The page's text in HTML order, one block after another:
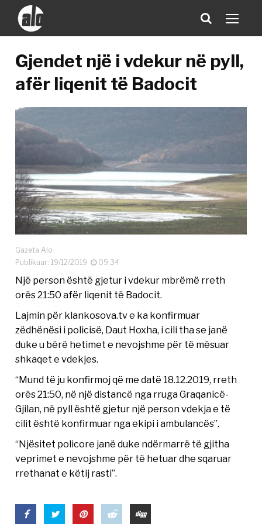
Gjendet një i vdekur në pyll,
afër liqenit të Badocit
Gazeta Alo
Publikuar: 19/12/2019
09:34
Një person është gjetur i vdekur mbrëmë rreth
orës 21:50 afër liqenit të Badocit.
Lajmin për klankosova.tv e ka konfirmuar
zëdhënësi i policisë, Daut Hoxha, i cili tha se janë
duke u bërë hetimet e nevojshme për të mësuar
shkaqet e vdekjes.
“Mund të ju konfirmoj që me datë 18.12.2019, rreth
orës 21:50, në një distancë nga rruga Graqanicë-
Gjilan, në pyll është gjetur një person vdekja e të
cilit është konfirmuar nga ekipi i ambulancës”.
“Njësitet policore janë duke ndërmarrë të gjitha
veprimet e nevojshme për të hetuar dhe sqaruar
rrethanat e këtij rasti”.